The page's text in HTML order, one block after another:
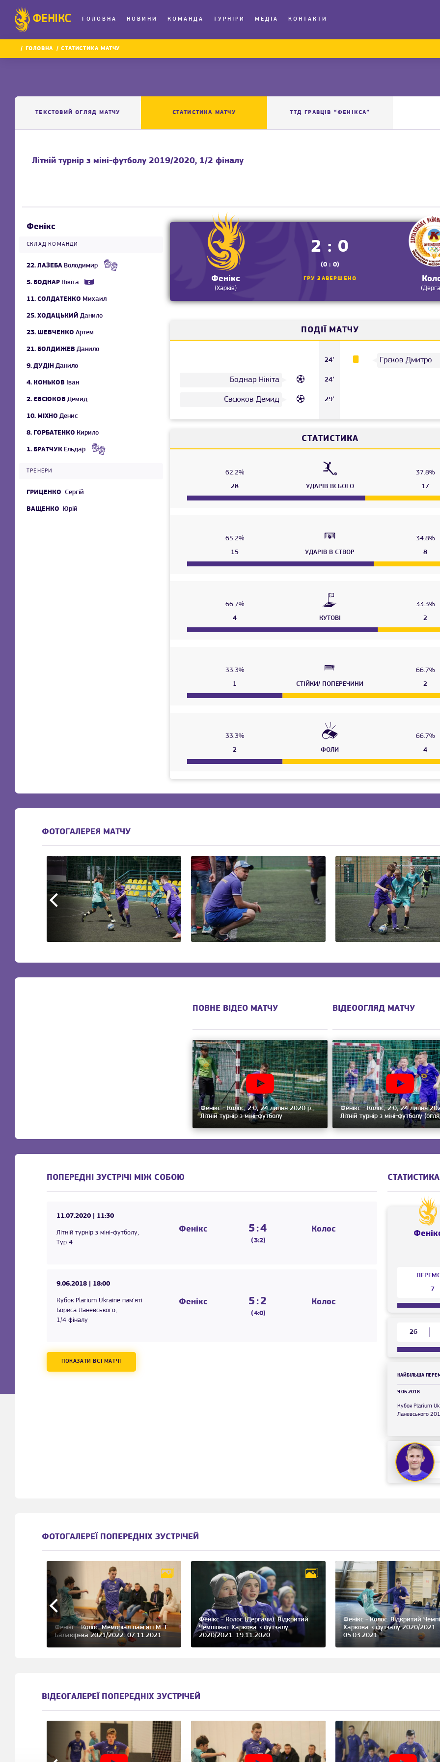
ФЕНІКС ГОЛОВНА НОВИНИ КОМАНДА ТУРНІРИ МЕДІА КОНТАКТИ
ГОЛОВНА СТАТИСТИКА МАТЧУ
ТЕКСТОВИЙ ОГЛЯД МАТЧУ СТАТИСТИКА МАТЧУ ТТД ГРАВЦІВ “ФЕНІКСА”
Літній турнір з міні-футболу 2019/2020, 1/2 фіналу
Фенікс
(Харків)
2 : 0
(0 : 0)
ГРУ ЗАВЕРШЕНО
ПОДІЇ МАТЧУ
24’ Грєков Дмитро
Боднар Нікіта 24’
Євсюков Демид 29’
СТАТИСТИКА
62.2%
37.8%
28
УДАРІВ ВСЬОГО 17
65.2%
34.8%
15
УДАРІВ В СТВОР 8
66.7%
33.3%
4
КУТОВІ 2
33.3%
66.7%
1
СТІЙКИ/ ПОПЕРЕЧИНИ 2
33.3%
66.7%
2
ФОЛИ 4
Фенікс
СКЛАД КОМАНДИ
22. ЛАЗЕБА Володимир
5. БОДНАР Нікіта
11. СОЛДАТЕНКО Михаил
25. ХОДАЦЬКИЙ Данило
23. ШЕВЧЕНКО Артем
21. БОЛДИЖЕВ Данило
9. ДУДІН Данило
4. КОНЬКОВ Іван
2. ЄВСЮКОВ Демид
10. МІХНО Денис
8. ГОРБАТЕНКО Кирило
1. БРАТЧУК Ельдар
ТРЕНЕРИ
ГРИЦЕНКО Сергій
ВАЩЕНКО Юрій
ФОТОГАЛЕРЕЯ МАТЧУ
ПОВНЕ ВІДЕО МАТЧУ
Фенікс - Колос, 2:0, 24 липня 2020 р.,
Літній турнір з міні-футболу
ВІДЕООГЛЯД МАТЧУ
Фенікс - Колос, 2:0, 24 липня
Літній турнір з міні-футболу
ПОПЕРЕДНІ ЗУСТРІЧІ МІЖ СОБОЮ
11.07.2020 | 11:30
Літній турнір з міні-футболу,
Тур 4
Фенікс 5:4
(3:2)
Колос
9.06.2018 | 18:00
Кубок Plarium Ukraine пам'яті
Бориса Ланевського,
1/4 фіналу
Фенікс 5:2
(4:0)
Колос
ПОКАЗАТИ ВСІ МАТЧІ
7
26
НАЙБІЛЬША
9.06.2018
Кубок Plarium
Ланевського
ФОТОГАЛЕРЕЇ ПОПЕРЕДНІХ ЗУСТРІЧЕЙ
Фенікс - Колос. Меморіал пам'яті М. Г.
Балакірєва 2021/2022. 07.11.2021
Фенікс - Колос (Дергачи). Відкритий
Чемпіонат Харкова з футзалу
2020/2021. 19.11.2020
Фенікс - Колос. Відкритий
Харкова з футзалу 2020/2021.
05.03.2021
ВІДЕОГАЛЕРЕЇ ПОПЕРЕДНІХ ЗУСТРІЧЕЙ